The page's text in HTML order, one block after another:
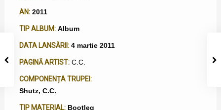
AN: 2011
TIP ALBUM: Album
DATA LANSĂRII: 4 martie 2011
PAGINĂ ARTIST: C.C.
COMPONENȚA TRUPEI:
Shutz, C.C.
TIP MATERIAL: Bootleg